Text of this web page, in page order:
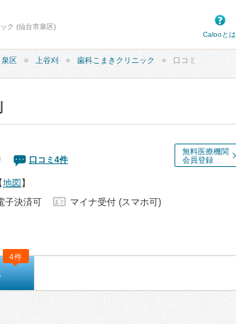
ク (仙台市泉区)
Calooとは
泉区 上谷刈 歯科こまきクリニック 口コミ
無料医療機関
会員登録
口コミ 4件
地図 】
子決済可
マイナ受付 (スマホ可)
4件